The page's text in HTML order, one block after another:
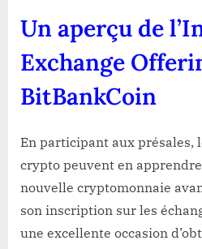
Un aperçu de
Exchange
BitBankCoin
En participant aux présales,
crypto peuvent en
nouvelle cryptomonnaie
son inscription sur les
une excellente occasion